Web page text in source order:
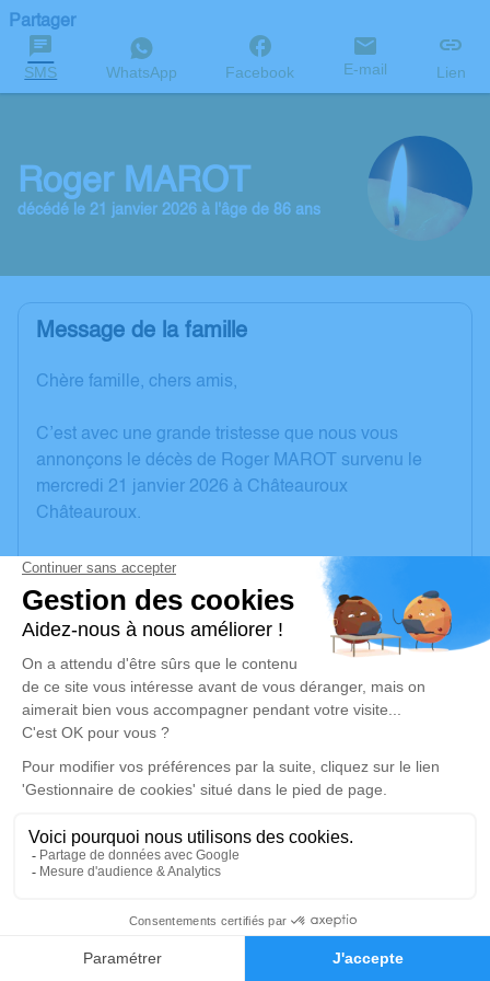
Faire-part Hommages
Partager
SMS WhatsApp Facebook E-mail Lien
Roger MAROT
décédé le 21 janvier 2026 à l'âge de 86 ans
Message de la famille
Chère famille, chers amis,
C’est avec une grande tristesse que nous vous
annonçons le décès de Roger MAROT survenu le
mercredi 21 janvier 2026 à Châteauroux
Châteauroux.
Nous vous invitons à utiliser cet espace pour laisser
vos condoléances, partager des photos souvenirs,
une anecdote ou exprimer vos pensées à travers des
poèmes ou des textes. Cet endroit est un lieu
d'expression dédié à honorer la mémoire de Roger
MAROT.
Un service de plantation d’arbre hommage est
disponible ici.
mercredi 28 janvier 2026 à 10h30
d'Issoudun